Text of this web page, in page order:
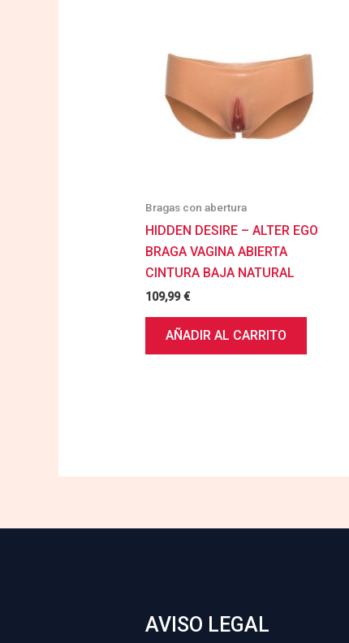
Bragas con abertura
HIDDEN DESIRE – ALTER EGO
BRAGA VAGINA ABIERTA
CINTURA BAJA NATURAL
109,99€
AÑADIR AL CARRITO
AVISO LEGAL